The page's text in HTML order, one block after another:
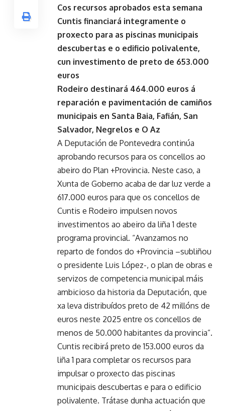
Cos recursos aprobados esta semana
Cuntis financiará integramente o
proxecto para as piscinas municipais
descubertas e o edificio polivalente,
cun investimento de preto de 653.000
euros
Rodeiro destinará 464.000 euros á
reparación e pavimentación de camiños
municipais en Santa Baia, Fafián, San
Salvador, Negrelos e O Az
A Deputación de Pontevedra continúa
aprobando recursos para os concellos ao
abeiro do Plan +Provincia. Neste caso, a
Xunta de Goberno acaba de dar luz verde a
617.000 euros para que os concellos de
Cuntis e Rodeiro impulsen novos
investimentos ao abeiro da liña 1 deste
programa provincial. “Avanzamos no
reparto de fondos do +Provincia –subliñou
o presidente Luis López-, o plan de obras e
servizos de competencia municipal máis
ambicioso da historia da Deputación, que
xa leva distribuídos preto de 42 millóns de
euros neste 2025 entre os concellos de
menos de 50.000 habitantes da provincia”.
Cuntis recibirá preto de 153.000 euros da
liña 1 para completar os recursos para
impulsar o proxecto das piscinas
municipais descubertas e para o edificio
polivalente. Trátase dunha actuación que